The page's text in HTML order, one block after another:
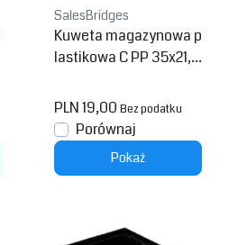
SalesBridges
Kuweta magazynowa p
lastikowa C PP 35x21,3
PLN 19,00 Bez podatku
Porównaj
Pokaż